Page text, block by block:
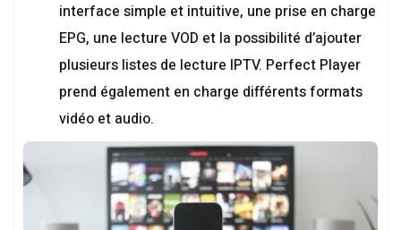
interface simple et intuitive, une prise en charge
EPG, une lecture VOD et la possibilité d’ajouter
plusieurs listes de lecture IPTV. Perfect Player
prend également en charge différents formats
vidéo et audio.